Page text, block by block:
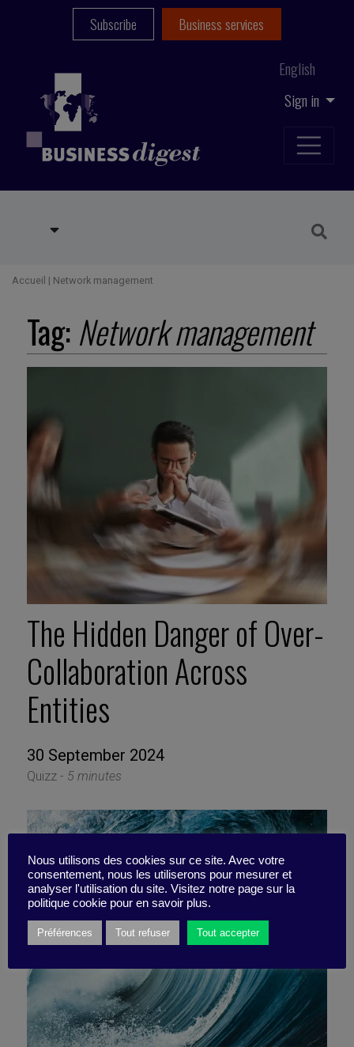
Sign in
English
Subscribe Business services
Accueil | Network management
Tag: Network management
The Hidden Danger of Over-
Collaboration Across
Entities
30 September 2024
Quizz - 5 minutes
Nous utilisons des cookies sur ce site. Avec votre
consentement, nous les utiliserons pour mesurer et
analyser l'utilisation du site. Visitez notre page sur la
politique cookie pour en savoir plus.
Préférences Tout refuser Tout accepter